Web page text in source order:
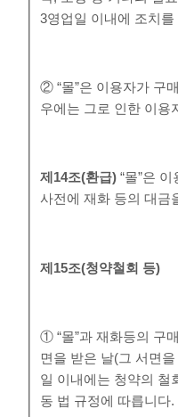
3영업일 이내에 조치
② “몰”은 이용자가 구
우에는 그로 인한 이용
제 14조(환급)“몰”은
사전에 재화 등의 대금
제15조(청약철회 등)
① “몰”과 재화등의 구
면을 받은 날(그 서면
일 이내에는 청약의 철
동 법 규정에 따릅니다.